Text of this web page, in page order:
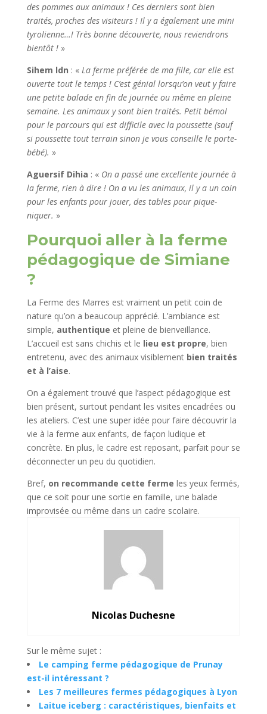
des pommes aux animaux ! Ces derniers sont bien
traités, proches des visiteurs ! Il y a également une mini
tyrolienne…! Très bonne découverte, nous reviendrons
bientôt !»
Sihem ldn : « La ferme préférée de ma fille, car elle est
ouverte tout le temps ! C’est génial lorsqu’on veut y faire
une petite balade en fin de journée ou même en pleine
semaine. Les animaux y sont bien traités. Petit bémol
pour le parcours qui est difficile avec la poussette (sauf
si poussette tout terrain sinon je vous conseille le porte-
bébé). »
Aguersif Dihia : « On a passé une excellente journée à
la ferme, rien à dire ! On a vu les animaux, il y a un coin
pour les enfants pour jouer, des tables pour pique-
niquer. »
Pourquoi aller à la ferme
pédagogique de Simiane
?
La Ferme des Marres est vraiment un petit coin de
nature qu’on a beaucoup apprécié. L’ambiance est
simple, authentique et pleine de bienveillance.
L’accueil est sans chichis et le lieu est propre, bien
entretenu, avec des animaux visiblement bien traités
et à l’aise.
On a également trouvé que l’aspect pédagogique est
bien présent, surtout pendant les visites encadrées ou
les ateliers. C’est une super idée pour faire découvrir la
vie à la ferme aux enfants, de façon ludique et
concrète. En plus, le cadre est reposant, parfait pour se
déconnecter un peu du quotidien.
Bref, on recommande cette ferme les yeux fermés,
que ce soit pour une sortie en famille, une balade
improvisée ou même dans un cadre scolaire.
Nicolas Duchesne
Sur le même sujet :
Le camping ferme pédagogique de Prunay
est-il intéressant ?
Les 7 meilleures fermes pédagogiques à Lyon
Laitue iceberg : caractéristiques, bienfaits et